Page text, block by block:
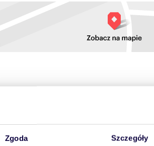
Zgoda Szczegóły
remontowych